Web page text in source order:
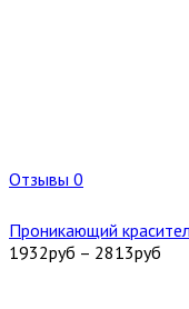
Отзывы 0
Проникающий
1932руб – 2813руб